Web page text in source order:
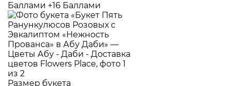
Баллами +16 Баллами
Размер букета